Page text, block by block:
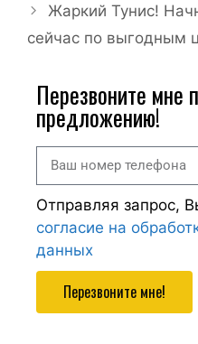
Жаркий Тунис!
сейчас по выгодным
Перезвоните мне
предложению!
Отправляя запрос,
согласие на
данных
Перезвоните мне!